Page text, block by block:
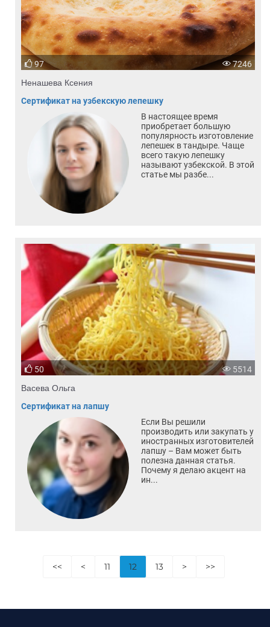
97 7246
Ненашева Ксения
Сертификат на узбекскую лепешку
В настоящее время
приобретает большую
популярность изготовление
лепешек в тандыре. Чаще
всего такую лепешку
называют узбекской. В этой
статье мы разбе...
50 5514
Васева Ольга
Сертификат на лапшу
Если Вы решили
производить или закупать у
иностранных изготовителей
лапшу – Вам может быть
полезна данная статья.
Почему я делаю акцент на
ин...
<< < 11 12 13 > >>